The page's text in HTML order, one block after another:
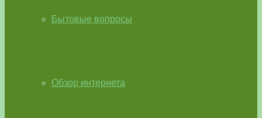
Бытовые вопросы
Обзор интернета